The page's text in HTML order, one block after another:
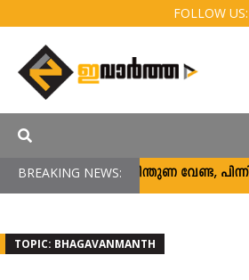
FOLLOW US:
BREAKING NEWS:“പിന്തുണ വേണ്ട,
TOPIC: BHAGAVANMANTH